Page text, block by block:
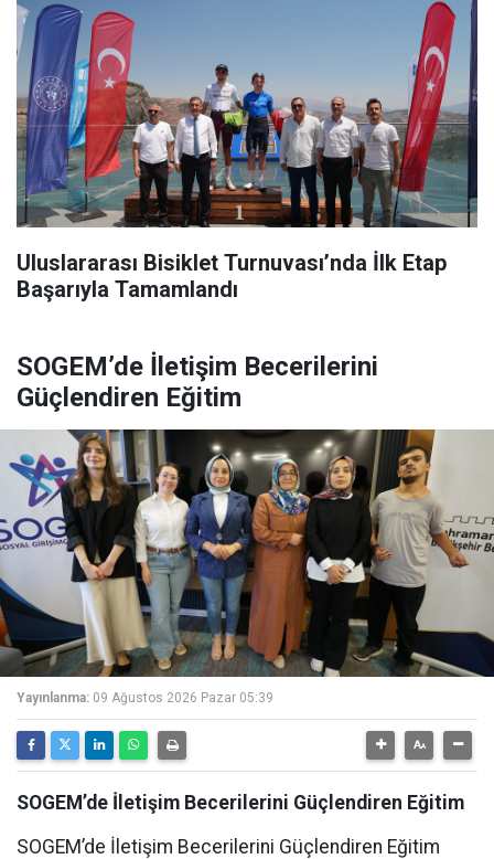
Uluslararası Bisiklet Turnuvası’nda İlk Etap
Başarıyla Tamamlandı
SOGEM’de İletişim Becerilerini
Güçlendiren Eğitim
Yayınlanma: 09 Ağustos 2026 Pazar 05:39
SOGEM’de İletişim Becerilerini Güçlendiren Eğitim
SOGEM’de İletişim Becerilerini Güçlendiren Eğitim